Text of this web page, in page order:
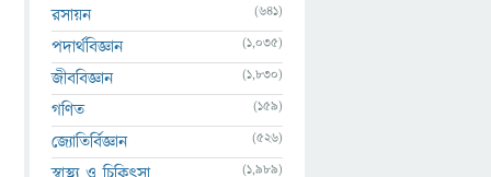
রসায়ন
(641)
পদার্থবিজ্ঞান (1,035)
জীববিজ্ঞান (1,830)
গণিত (159)
জ্যোতির্বিজ্ঞান (526)
(1,989)